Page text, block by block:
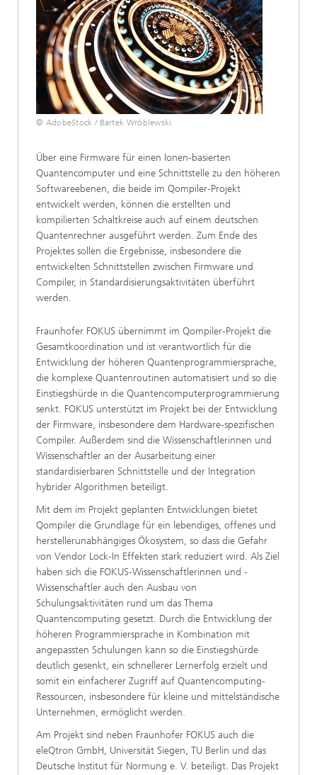
© AdobeStock / Bartek Wróblewski
Über eine Firmware für einen Ionen-basierten
Quantencomputer und eine Schnittstelle zu den höheren
Softwareebenen, die beide im Qompiler-Projekt
entwickelt werden, können die erstellten und
kompilierten Schaltkreise auch auf einem deutschen
Quantenrechner ausgeführt werden. Zum Ende des
Projektes sollen die Ergebnisse, insbesondere die
entwickelten Schnittstellen zwischen Firmware und
Compiler, in Standardisierungsaktivitäten überführt
werden.
Fraunhofer FOKUS übernimmt im Qompiler-Projekt die
Gesamtkoordination und ist verantwortlich für die
Entwicklung der höheren Quantenprogrammiersprache,
die komplexe Quantenroutinen automatisiert und so die
Einstiegshürde in die Quantencomputerprogrammierung
senkt. FOKUS unterstützt im Projekt bei der Entwicklung
der Firmware, insbesondere dem Hardware-spezifischen
Compiler. Außerdem sind die Wissenschaftlerinnen und
Wissenschaftler an der Ausarbeitung einer
standardisierbaren Schnittstelle und der Integration
hybrider Algorithmen beteiligt.
Mit dem im Projekt geplanten Entwicklungen bietet
Qompiler die Grundlage für ein lebendiges, offenes und
herstellerunabhängiges Ökosystem, so dass die Gefahr
von Vendor Lock-In Effekten stark reduziert wird. Als Ziel
haben sich die FOKUS-Wissenschaftlerinnen und -
Wissenschaftler auch den Ausbau von
Schulungsaktivitäten rund um das Thema
Quantencomputing gesetzt. Durch die Entwicklung der
höheren Programmiersprache in Kombination mit
angepassten Schulungen kann so die Einstiegshürde
deutlich gesenkt, ein schnellerer Lernerfolg erzielt und
somit ein einfacherer Zugriff auf Quantencomputing-
Ressourcen, insbesondere für kleine und mittelständische
Unternehmen, ermöglicht werden.
Am Projekt sind neben Fraunhofer FOKUS auch die
eleQtron GmbH, Universität Siegen, TU Berlin und das
Deutsche Institut für Normung e. V. beteiligt. Das Projekt